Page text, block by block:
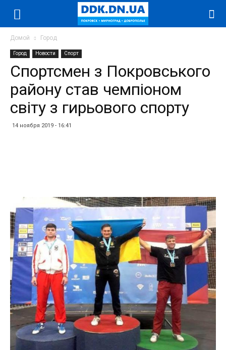
Домой Город
Город Новости Спорт
Спортсмен з Покровського
району став чемпіоном
світу з гирьового спорту
14 ноября 2019 - 16:41